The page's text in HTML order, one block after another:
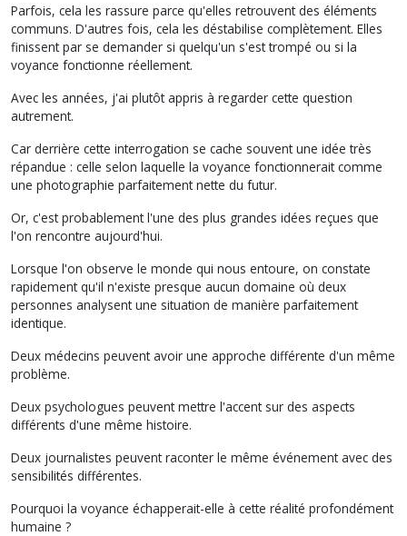
Parfois, cela les rassure parce qu'elles retrouvent des éléments
communs. D'autres fois, cela les déstabilise complètement. Elles
finissent par se demander si quelqu'un s'est trompé ou si la
voyance fonctionne réellement.
Avec les années, j'ai plutôt appris à regarder cette question
autrement.
Car derrière cette interrogation se cache souvent une idée très
répandue : celle selon laquelle la voyance fonctionnerait comme
une photographie parfaitement nette du futur.
Or, c'est probablement l'une des plus grandes idées reçues que
l'on rencontre aujourd'hui.
Lorsque l'on observe le monde qui nous entoure, on constate
rapidement qu'il n'existe presque aucun domaine où deux
personnes analysent une situation de manière parfaitement
identique.
Deux médecins peuvent avoir une approche différente d'un même
problème.
Deux psychologues peuvent mettre l'accent sur des aspects
différents d'une même histoire.
Deux journalistes peuvent raconter le même événement avec des
sensibilités différentes.
Pourquoi la voyance échapperait-elle à cette réalité profondément
humaine ?